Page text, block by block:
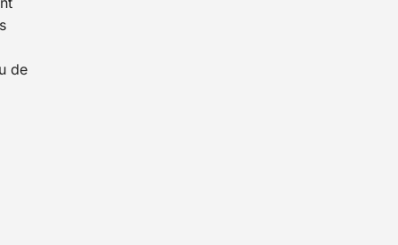
de